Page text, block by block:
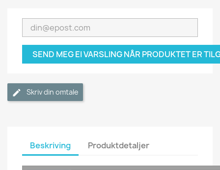
SEND MEG EI VARSLING NÅR PRODUKTET ER
Skriv din omtale
Beskriving Produktdetaljer